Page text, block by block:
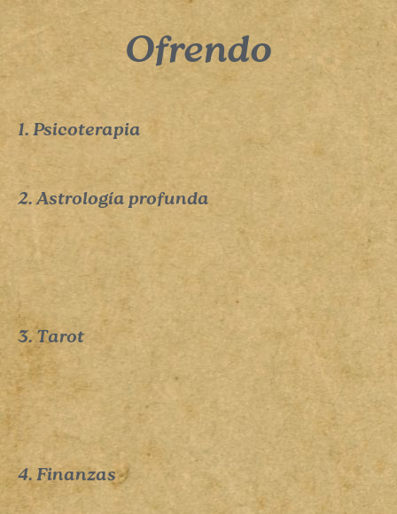
Ofrendo
1. Psicoterapia
2. Astrología profunda
3. Tarot
4. Finanzas